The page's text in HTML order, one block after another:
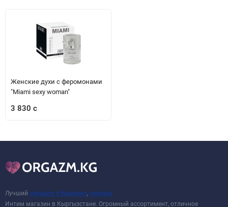
Женские духи с феромонами
"Miami sexy woman"
3 830 с
Лучший сексшоп в Бишкеке sexshop
Интим магазин в Кыргызстане. Огромный ассортимент, отличное